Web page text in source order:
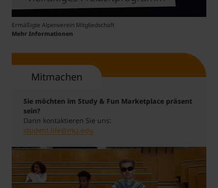
Ermäßigte Alpenverein Mitgliedschaft
Mehr Informationen
Mitmachen
Sie möchten im Study & Fun Marketplace präsent
sein?
Dann kontaktieren Sie uns:
student.life@mci.edu